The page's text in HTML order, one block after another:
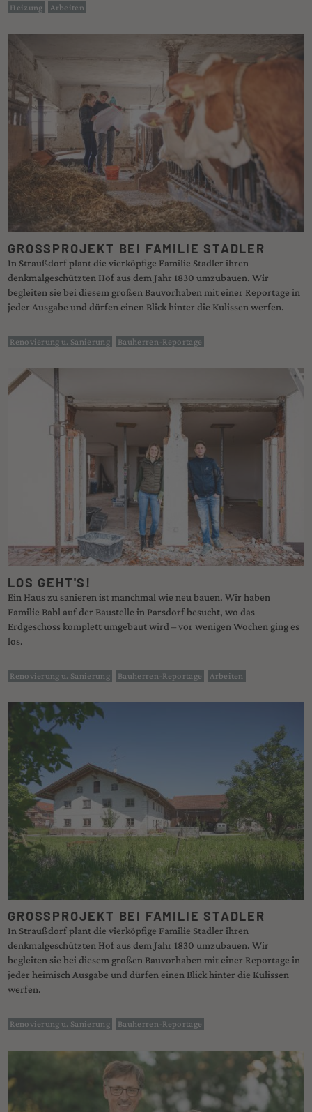
Heizung Arbeiten
GROSSPROJEKT BEI FAMILIE STADLER
In Straußdorf plant die vierköpfige Familie Stadler ihren
denkmalgeschützten Hof aus dem Jahr 1830 umzubauen. Wir
begleiten sie bei diesem großen Bauvorhaben mit einer Reportage in
jeder Ausgabe und dürfen einen Blick hinter die Kulissen werfen.
Renovierung u. Sanierung Bauherren-Reportage
LOS GEHT'S!
Ein Haus zu sanieren ist manchmal wie neu bauen. Wir haben
Familie Babl auf der Baustelle in Parsdorf besucht, wo das
Erdgeschoss komplett umgebaut wird – vor wenigen Wochen ging es
los.
Renovierung u. Sanierung Bauherren-Reportage Arbeiten
GROSSPROJEKT BEI FAMILIE STADLER
In Straußdorf plant die vierköpfige Familie Stadler ihren
denkmalgeschützten Hof aus dem Jahr 1830 umzubauen. Wir
begleiten sie bei diesem großen Bauvorhaben mit einer Reportage in
jeder heimisch Ausgabe und dürfen einen Blick hinter die Kulissen
werfen.
Renovierung u. Sanierung Bauherren-Reportage